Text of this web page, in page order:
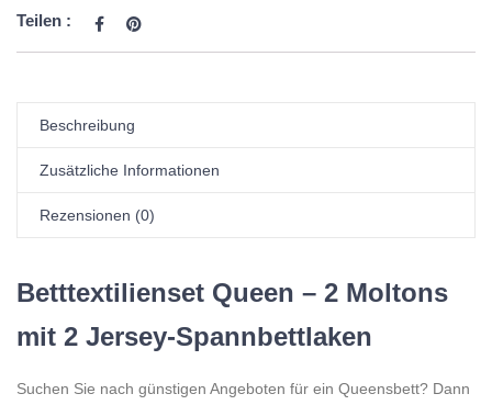
Teilen :
Beschreibung
Zusätzliche Informationen
Rezensionen (0)
Betttextilienset Queen – 2 Moltons
mit 2 Jersey-Spannbettlaken
Suchen Sie nach günstigen Angeboten für ein Queensbett? Dann